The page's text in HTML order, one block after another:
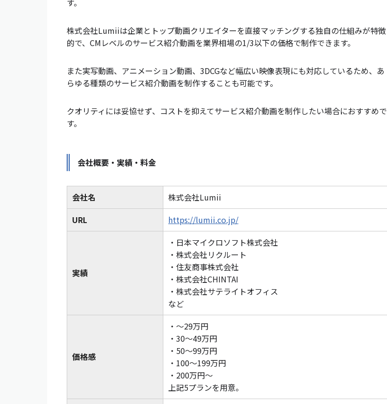
す。
株式会社Lumiiは企業とトップ動画クリエイターを直接マッチングする独自の仕組みが特徴
的で、CMレベルのサービス紹介動画を業界相場の1/3以下の価格で制作できます。
また実写動画、アニメーション動画、3DCGなど幅広い映像表現にも対応しているため、あ
らゆる種類のサービス紹介動画を制作することも可能です。
クオリティには妥協せず、コストを抑えてサービス紹介動画を制作したい場合におすすめで
す。
会社概要・実績・料金
会社名
株式会社Lumii
URL
https://lumii.co.jp/
実績
・日本マイクロソフト株式会社
・株式会社リクルート
・住友商事株式会社
・株式会社CHINTAI
・株式会社サテライトオフィス
など
価格感
・〜29万円
・30〜49万円
・50〜99万円
・100〜199万円
・200万円〜
上記5プランを用意。